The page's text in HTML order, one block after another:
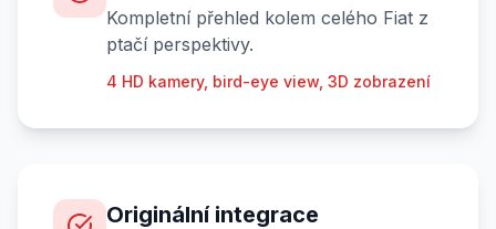
Kompletní přehled kolem celého Fiat z
ptačí perspektivy.
4 HD kamery, bird-eye view, 3D zobrazení
Originální integrace